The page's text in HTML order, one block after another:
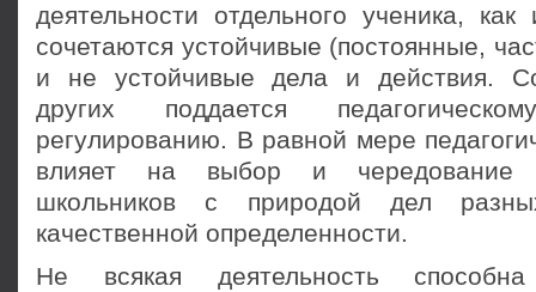
деятельности отдельного ученика,
сочетаются устойчивые (постоянные,
и не устойчивые дела и действия.
других поддается
регулированию. В равной мере
влияет на выбор и чередование
школьников с природой дел
качественной определенности.
Не всякая деятельность